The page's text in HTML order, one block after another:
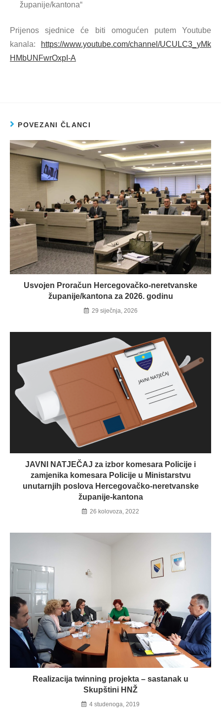
županije/kantona“
Prijenos sjednice će biti omogućen putem Youtube
kanala:
https://www.youtube.com/channel/UCULC3_yMk
HMbUNFwrOxpI-A
POVEZANI ČLANCI
Usvojen Proračun Hercegovačko-neretvanske
županije/kantona za 2026. godinu
29 siječnja, 2026
JAVNI NATJEČAJ za izbor komesara Policije i
zamjenika komesara Policije u Ministarstvu
unutarnjih poslova Hercegovačko-neretvanske
županije-kantona
26 kolovoza, 2022
Realizacija twinning projekta – sastanak u
Skupštini HNŽ
4 studenoga, 2019